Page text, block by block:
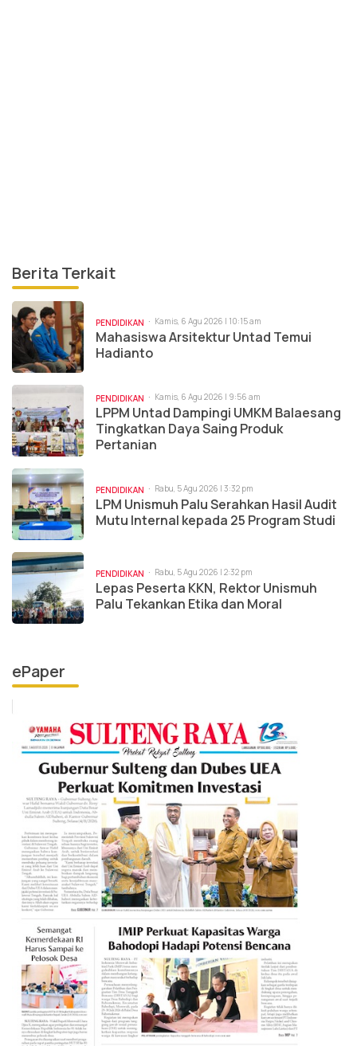
Berita Terkait
PENDIDIKAN Kamis, 6 Agu 2026 | 10:15 am
Mahasiswa Arsitektur Untad Temui
Hadianto
PENDIDIKAN Kamis, 6 Agu 2026 | 9:56 am
LPPM Untad Dampingi UMKM Balaesang
Tingkatkan Daya Saing Produk
Pertanian
PENDIDIKAN Rabu, 5 Agu 2026 | 3:32 pm
LPM Unismuh Palu Serahkan Hasil Audit
Mutu Internal kepada 25 Program Studi
PENDIDIKAN Rabu, 5 Agu 2026 | 2:32 pm
Lepas Peserta KKN, Rektor Unismuh
Palu Tekankan Etika dan Moral
ePaper